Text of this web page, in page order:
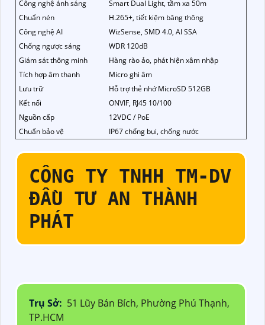
Công nghệ ánh sáng
Smart Dual Light, tầm xa 50m
Chuẩn nén
H.265+, tiết kiệm băng thông
Công nghệ AI
WizSense, SMD 4.0, AI SSA
Chống ngược sáng
WDR 120dB
Giám sát thông minh
Hàng rào ảo, phát hiện xâm nhập
Tích hợp âm thanh
Micro ghi âm
Lưu trữ
Hỗ trợ thẻ nhớ MicroSD 512GB
Kết nối
ONVIF, RJ45 10/100
Nguồn cấp
12VDC / PoE
Chuẩn bảo vệ
IP67 chống bụi, chống nước
CÔNG TY TNHH TM-DV
ĐẦU TƯ AN THÀNH
PHÁT
Trụ Sở: 51 Lũy Bán Bích, Phường Phú Thạnh,
TP.HCM